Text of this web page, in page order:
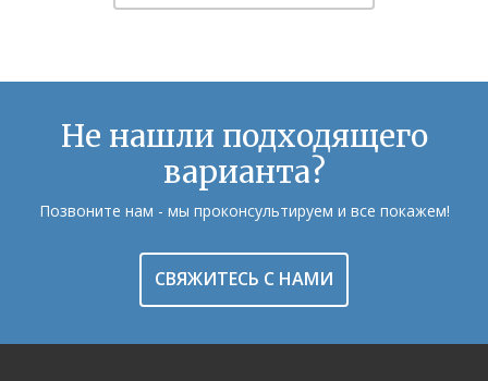
Не нашли подходящего
варианта?
Позвоните нам - мы проконсультируем и все покажем!
СВЯЖИТЕСЬ С НАМИ